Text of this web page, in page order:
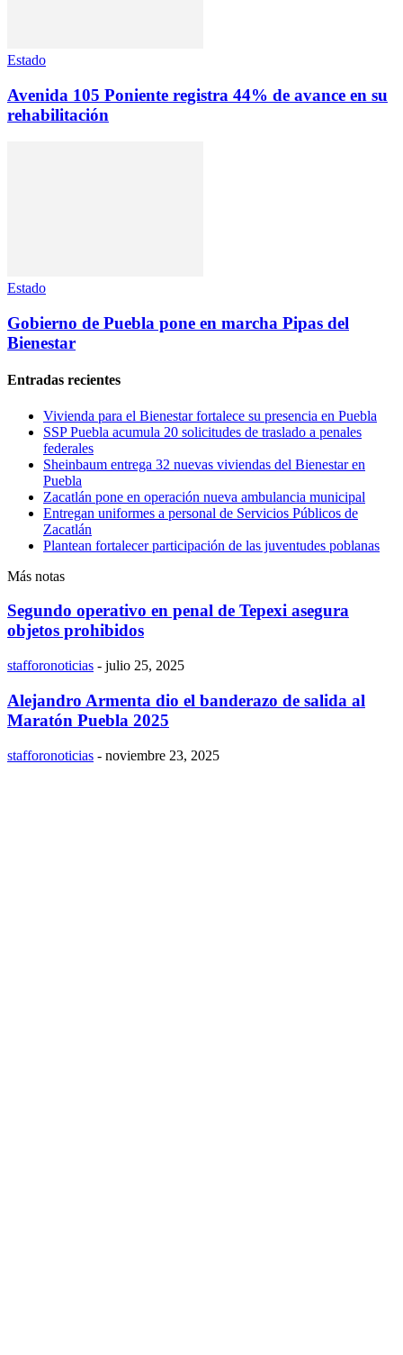
Estado
Avenida 105 Poniente registra 44% de avance en su
rehabilitación
Estado
Gobierno de Puebla pone en marcha Pipas del
Bienestar
Entradas recientes
Vivienda para el Bienestar fortalece su presencia en Puebla
SSP Puebla acumula 20 solicitudes de traslado a penales
federales
Sheinbaum entrega 32 nuevas viviendas del Bienestar en
Puebla
Zacatlán pone en operación nueva ambulancia municipal
Entregan uniformes a personal de Servicios Públicos de
Zacatlán
Plantean fortalecer participación de las juventudes poblanas
Más notas
Segundo operativo en penal de Tepexi asegura
objetos prohibidos
stafforonoticias - julio 25, 2025
Alejandro Armenta dio el banderazo de salida al
Maratón Puebla 2025
stafforonoticias - noviembre 23, 2025